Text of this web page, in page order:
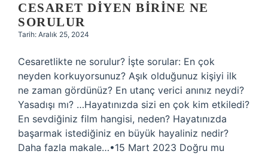
CESARET DIYEN BIRINE NE
SORULUR
Tarih: Aralık 25, 2024
Cesaretlikte ne sorulur? İşte sorular: En çok
neyden korkuyorsunuz? Aşık olduğunuz kişiyi ilk
ne zaman gördünüz? En utanç verici anınız neydi?
Yasadışı mı? …Hayatınızda sizi en çok kim etkiledi?
En sevdiğiniz film hangisi, neden? Hayatınızda
başarmak istediğiniz en büyük hayaliniz nedir?
Daha fazla makale…•15 Mart 2023 Doğru mu